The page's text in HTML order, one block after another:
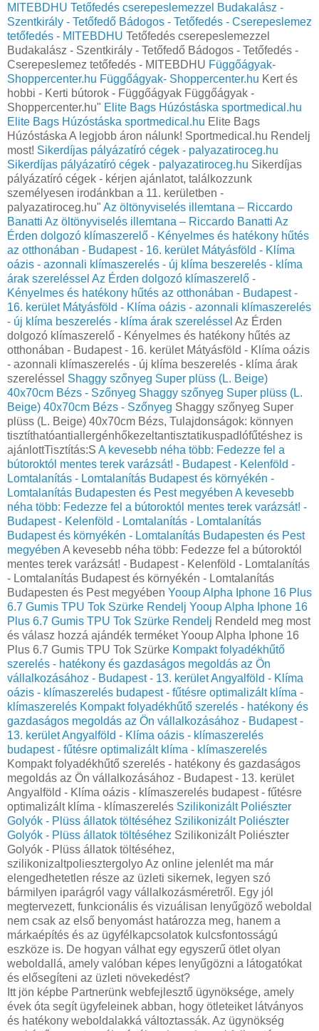
MITEBDHU Tetőfedés cserepeslemezzel Budakalász -
Szentkirály - Tetőfedő Bádogos - Tetőfedés - Cserepeslemez
tetőfedés - MITEBDHU Tetőfedés cserepeslemezzel
Budakalász - Szentkirály - Tetőfedő Bádogos - Tetőfedés -
Cserepeslemez tetőfedés - MITEBDHU Függőágyak-
Shoppercenter.hu Függőágyak- Shoppercenter.hu Kert és
hobbi - Kerti bútorok - Függőágyak Függőágyak -
Shoppercenter.hu" Elite Bags Húzóstáska sportmedical.hu
Elite Bags Húzóstáska sportmedical.hu Elite Bags
Húzóstáska A legjobb áron nálunk! Sportmedical.hu Rendelj
most! Sikerdíjas pályázatíró cégek - palyazatiroceg.hu
Sikerdíjas pályázatíró cégek - palyazatiroceg.hu Sikerdíjas
pályázatíró cégek - kérjen ajánlatot, találkozzunk
személyesen irodánkban a 11. kerületben -
palyazatiroceg.hu" Az öltönyviselés illemtana – Riccardo
Banatti Az öltönyviselés illemtana – Riccardo Banatti Az
Érden dolgozó klímaszerelő - Kényelmes és hatékony hűtés
az otthonában - Budapest - 16. kerület Mátyásföld - Klíma
oázis - azonnali klímaszerelés - új klíma beszerelés - klíma
árak szereléssel Az Érden dolgozó klímaszerelő -
Kényelmes és hatékony hűtés az otthonában - Budapest -
16. kerület Mátyásföld - Klíma oázis - azonnali klímaszerelés
- új klíma beszerelés - klíma árak szereléssel Az Érden
dolgozó klímaszerelő - Kényelmes és hatékony hűtés az
otthonában - Budapest - 16. kerület Mátyásföld - Klíma oázis
- azonnali klímaszerelés - új klíma beszerelés - klíma árak
szereléssel Shaggy szőnyeg Super plüss (L. Beige)
40x70cm Bézs - Szőnyeg Shaggy szőnyeg Super plüss (L.
Beige) 40x70cm Bézs - Szőnyeg Shaggy szőnyeg Super
plüss (L. Beige) 40x70cm Bézs, Tulajdonságok: könnyen
tisztíthatóantiallergénhőkezeltantisztatikuspadlófűtéshez is
ajánlottTisztítás:S A kevesebb néha több: Fedezze fel a
bútoroktól mentes terek varázsát! - Budapest - Kelenföld -
Lomtalanítás - Lomtalanítás Budapest és környékén -
Lomtalanítás Budapesten és Pest megyében A kevesebb
néha több: Fedezze fel a bútoroktól mentes terek varázsát! -
Budapest - Kelenföld - Lomtalanítás - Lomtalanítás
Budapest és környékén - Lomtalanítás Budapesten és Pest
megyében A kevesebb néha több: Fedezze fel a bútoroktól
mentes terek varázsát! - Budapest - Kelenföld - Lomtalanítás
- Lomtalanítás Budapest és környékén - Lomtalanítás
Budapesten és Pest megyében Yooup Alpha Iphone 16 Plus
6.7 Gumis TPU Tok Szürke Rendelj Yooup Alpha Iphone 16
Plus 6.7 Gumis TPU Tok Szürke Rendelj Rendeld meg most
és válasz hozzá ajándék terméket Yooup Alpha Iphone 16
Plus 6.7 Gumis TPU Tok Szürke Kompakt folyadékhűtő
szerelés - hatékony és gazdaságos megoldás az Ön
vállalkozásához - Budapest - 13. kerület Angyalföld - Klíma
oázis - klímaszerelés budapest - fűtésre optimalizált klíma -
klímaszerelés Kompakt folyadékhűtő szerelés - hatékony és
gazdaságos megoldás az Ön vállalkozásához - Budapest -
13. kerület Angyalföld - Klíma oázis - klímaszerelés
budapest - fűtésre optimalizált klíma - klímaszerelés
Kompakt folyadékhűtő szerelés - hatékony és gazdaságos
megoldás az Ön vállalkozásához - Budapest - 13. kerület
Angyalföld - Klíma oázis - klímaszerelés budapest - fűtésre
optimalizált klíma - klímaszerelés Szilikonizált Poliészter
Golyók - Plüss állatok töltéséhez Szilikonizált Poliészter
Golyók - Plüss állatok töltéséhez Szilikonizált Poliészter
Golyók - Plüss állatok töltéséhez,
szilikonizaltpoliesztergolyo Az online jelenlét ma már
elengedhetetlen része az üzleti sikernek, legyen szó
bármilyen iparágról vagy vállalkozásméretről. Egy jól
megtervezett, funkcionális és vizuálisan lenyűgöző weboldal
nem csak az első benyomást határozza meg, hanem a
márkaépítés és az ügyfélkapcsolatok kulcsfontosságú
eszköze is. De hogyan válhat egy egyszerű ötlet olyan
weboldallá, amely valóban képes lenyűgözni a látogatókat
és elősegíteni az üzleti növekedést?
Itt jön képbe Partnerünk webfejlesztő ügynöksége, amely
évek óta segít ügyfeleinek abban, hogy ötleteiket látványos
és hatékony weboldalakká változtassák. Az ügynökség